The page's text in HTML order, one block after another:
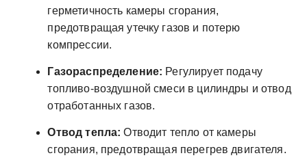
герметичность камеры сгорания,
предотвращая утечку газов и потерю
компрессии.
Газораспределение: Регулирует подачу
топливо-воздушной смеси в цилиндры и отвод
отработанных газов.
Отвод тепла: Отводит тепло от камеры
сгорания, предотвращая перегрев двигателя.